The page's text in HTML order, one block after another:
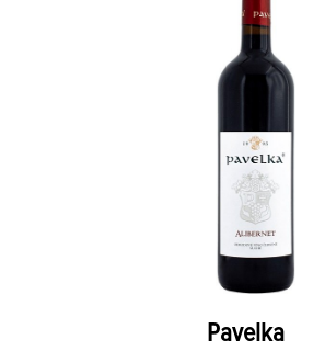
Pavelka